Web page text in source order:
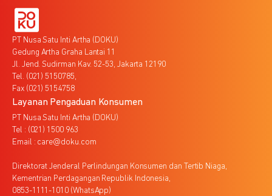
PT Nusa Satu Inti Artha (DOKU)
Gedung Artha Graha Lantai 11
Jl. Jend. Sudirman Kav. 52-53, Jakarta 12190
Tel. (021) 5150785,
Fax (021) 5154758
Layanan Pengaduan Konsumen
PT Nusa Satu Inti Artha (DOKU)
Tel : (021) 1500 963
Email : care@doku.com
Direktorat Jenderal Perlindungan Konsumen dan Tertib Niaga,
Kementrian Perdagangan Republik Indonesia,
0853-1111-1010 (WhatsApp)